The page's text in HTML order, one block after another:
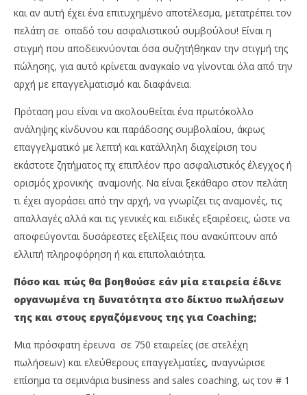
και αν αυτή έχει ένα επιτυχημένο αποτέλεσμα, μετατρέπει τον
πελάτη σε οπαδό του ασφαλιστικού συμβούλου! Είναι η
στιγμή που αποδεικνύονται όσα συζητήθηκαν την στιγμή της
πώλησης, για αυτό κρίνεται αναγκαίο να γίνονται όλα από την
αρχή με επαγγελματισμό και διαφάνεια.
Πρόταση μου είναι να ακολουθείται ένα πρωτόκολλο
ανάληψης κίνδυνου και παράδοσης συμβολαίου, άκρως
επαγγελματικό με λεπτή και κατάλληλη διαχείριση του
εκάστοτε ζητήματος πχ επιπλέον προ ασφαλιστικός έλεγχος ή
ορισμός χρονικής αναμονής. Να είναι ξεκάθαρο στον πελάτη
τι έχει αγοράσει από την αρχή, να γνωρίζει τις αναμονές, τις
απαλλαγές αλλά και τις γενικές και ειδικές εξαιρέσεις, ώστε να
αποφεύγονται δυσάρεστες εξελίξεις που ανακύπτουν από
ελλιπή πληροφόρηση ή και επιπολαιότητα.
Πόσο και πώς θα βοηθούσε εάν μία εταιρεία έδινε
οργανωμένα τη δυνατότητα στο δίκτυο πωλήσεων
της και στους εργαζόμενους της για Coaching;
Μια πρόσφατη έρευνα σε 750 εταιρείες (σε στελέχη
πωλήσεων) και ελεύθερους επαγγελματίες, αναγνώρισε
επίσημα τα σεμινάρια business and sales coaching, ως τον # 1